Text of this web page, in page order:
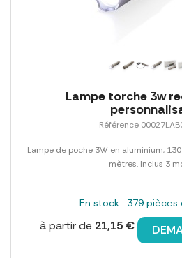
Lampe torche 3w
Référence
Lampe de poche 3W en aluminium,
mètres. Inclus 3
En stock : 379 pièces
à partir de 21,15 €